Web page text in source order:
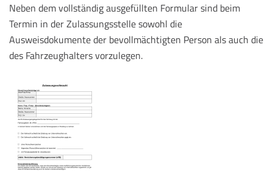
Neben dem vollständig ausgefüllten Formular sind beim
Termin in der Zulassungsstelle sowohl die
Ausweisdokumente der bevollmächtigten Person als auch die
des Fahrzeughalters vorzulegen.